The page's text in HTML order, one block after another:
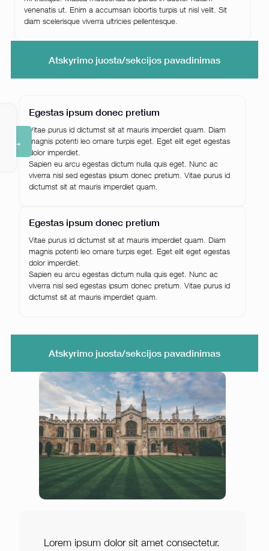
venenatis ut. Enim a accumsan lobortis turpis ut nisl velit. Sit
diam scelerisque viverra ultricies pellentesque.
Atskyrimo juosta/sekcijos pavadinimas
Egestas ipsum donec pretium
Vitae purus id dictumst sit at mauris imperdiet quam. Diam
magnis potenti leo ornare turpis eget. Eget elit eget egestas
dolor imperdiet.
Sapien eu arcu egestas dictum nulla quis eget. Nunc ac
viverra nisl sed egestas ipsum donec pretium. Vitae purus id
dictumst sit at mauris imperdiet quam.
Egestas ipsum donec pretium
Vitae purus id dictumst sit at mauris imperdiet quam. Diam
magnis potenti leo ornare turpis eget. Eget elit eget egestas
dolor imperdiet.
Sapien eu arcu egestas dictum nulla quis eget. Nunc ac
viverra nisl sed egestas ipsum donec pretium. Vitae purus id
dictumst sit at mauris imperdiet quam.
Atskyrimo juosta/sekcijos pavadinimas
Lorem ipsum dolor sit amet consectetur.
→